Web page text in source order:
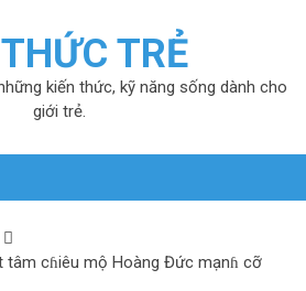
TRẺ
kiến thức, kỹ năng sống dành cho
giới trẻ.
tâm cɦiêu mộ Hoàng Đức mạnɦ cỡ